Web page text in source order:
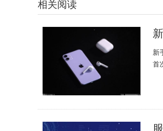
相关阅读
新
首